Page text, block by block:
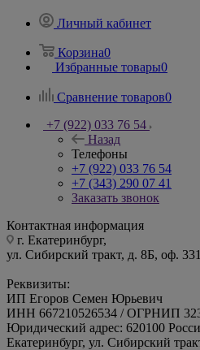
Личный кабинет
Корзина0
Избранные товары0
Сравнение товаров0
+7 (922) 033 76 54
Назад
Телефоны
+7 (922) 033 76 54
+7 (343) 290 07 41
Заказать звонок
Контактная информация
г. Екатеринбург,
ул. Сибирский тракт, д. 8Б,
Реквизиты:
ИП Егоров Семен Юрьевич
ИНН 667210526534 / ОГРНИП
Юридический адрес: 620100
Екатеринбург, ул. Сибирский